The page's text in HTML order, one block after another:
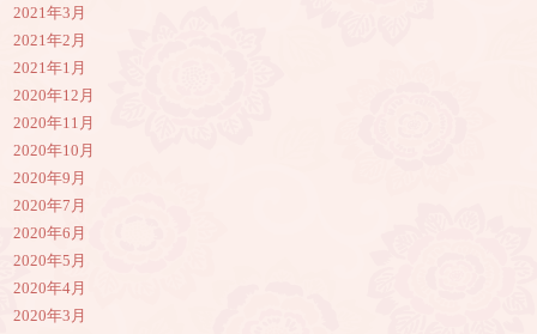
2021年3月
2021年2月
2021年1月
2020年12月
2020年11月
2020年10月
2020年9月
2020年7月
2020年6月
2020年5月
2020年4月
2020年3月